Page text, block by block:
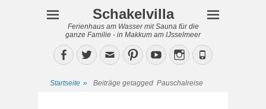
Schakelvilla
Ferienhaus am Wasser mit Sauna für die
ganze Familie - in Makkum am IJsselmeer
Facebook
TwitterEmailPinterestYouTubeInstagram
Phone
Startseite » Beiträge getagged Pauschalreise